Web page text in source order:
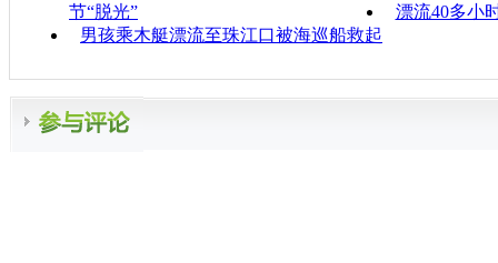
节“脱光”
漂流40多小
男孩乘木艇漂流至珠江口被海巡船救起